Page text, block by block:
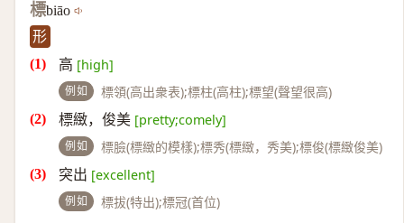
標biāo
形
高 [high]
例如 標領(高出衆表);標柱(高柱);標望(聲望很高)
標緻，俊美 [pretty;comely]
例如 標臉(標緻的模樣);標秀(標緻，秀美);標俊(標緻俊美)
突出 [excellent]
例如 標拔(特出);標冠(首位)